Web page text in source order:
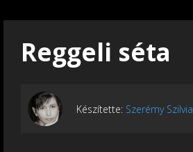
Reggeli séta
Készítette: Szerémy Szilvia